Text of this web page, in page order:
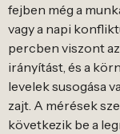
fejben még a
vagy a napi
percben viszont
irányítást, és a
levelek susogása
zajt. A mérések
következik be a